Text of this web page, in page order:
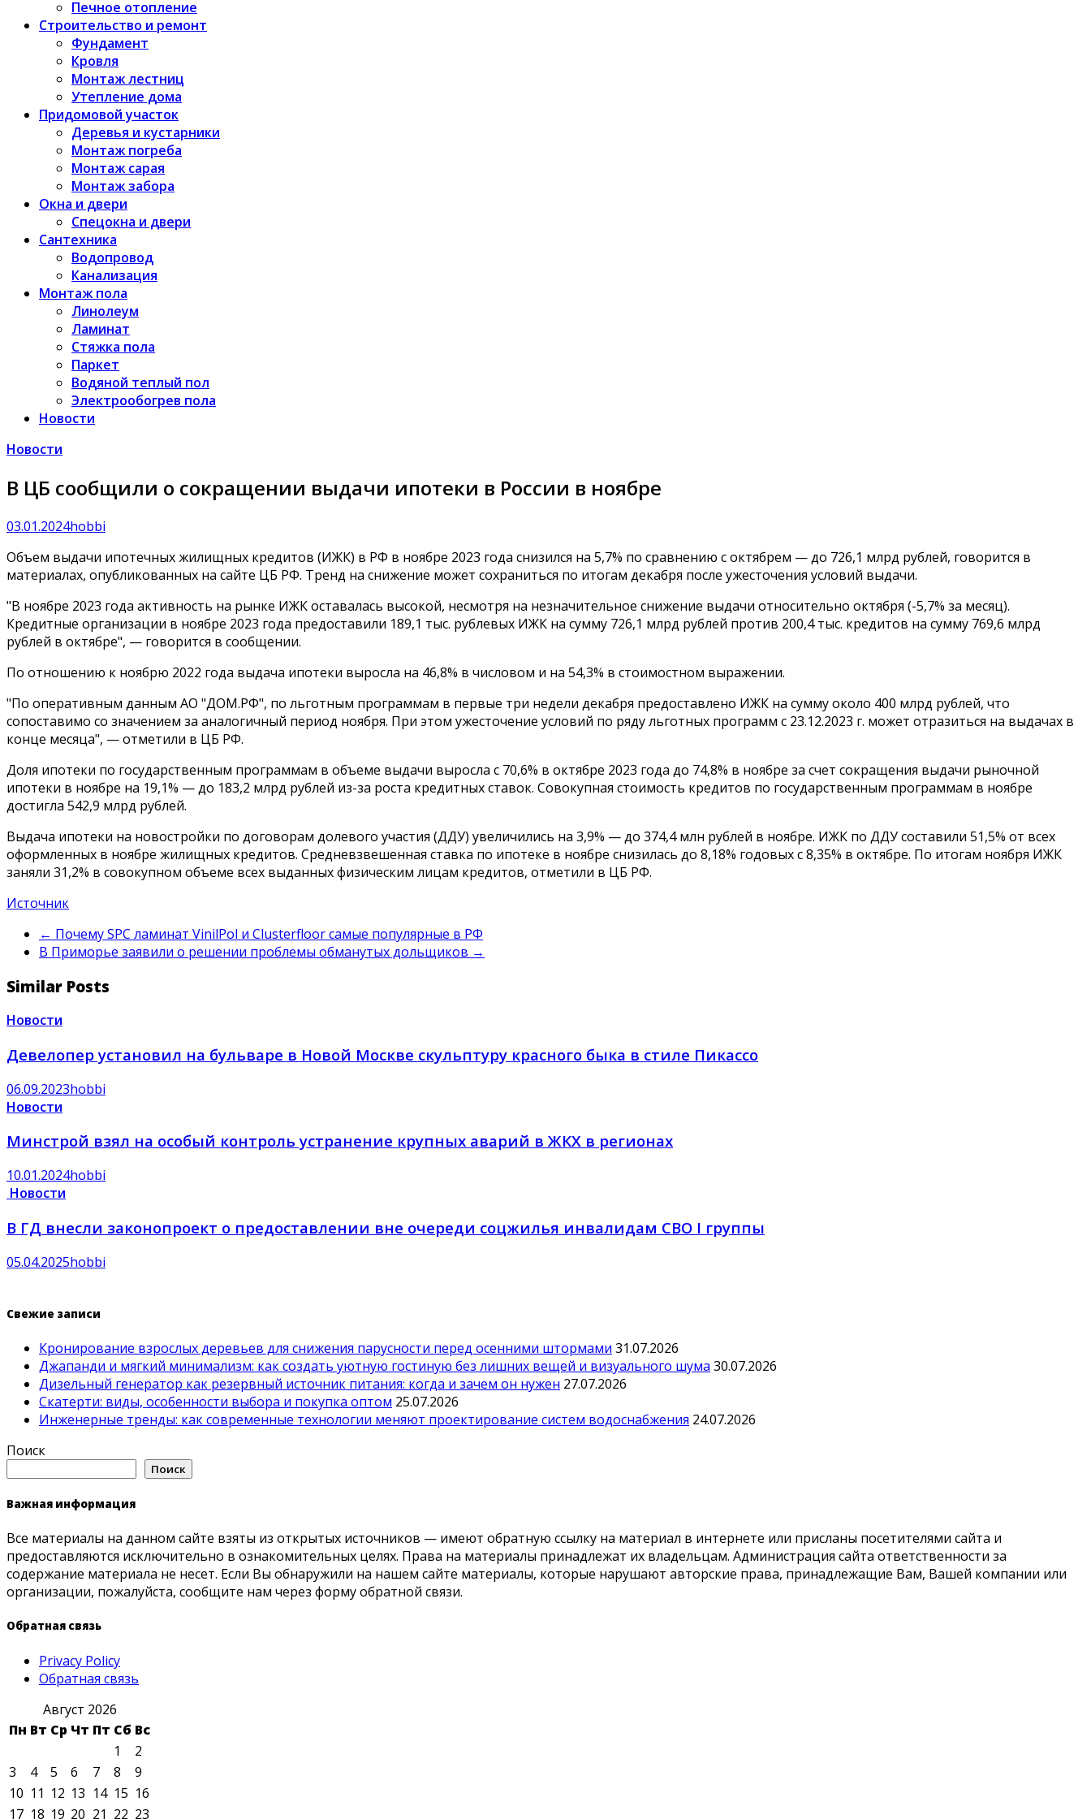
Печное отопление
Строительство и ремонт
Фундамент
Кровля
Монтаж лестниц
Утепление дома
Придомовой участок
Деревья и кустарники
Монтаж погреба
Монтаж сарая
Монтаж забора
Окна и двери
Спецокна и двери
Сантехника
Водопровод
Канализация
Монтаж пола
Линолеум
Ламинат
Стяжка пола
Паркет
Водяной теплый пол
Электрообогрев пола
Новости
Новости
В ЦБ сообщили о сокращении выдачи ипотеки в России в ноябре
03.01.2024hobbi
Объем выдачи ипотечных жилищных кредитов (ИЖК) в РФ в ноябре 2023 года снизился на 5,7% по сравнению с октябрем — до 726,1 млрд рублей, говорится в
материалах, опубликованных на сайте ЦБ РФ. Тренд на снижение может сохраниться по итогам декабря после ужесточения условий выдачи.
"В ноябре 2023 года активность на рынке ИЖК оставалась высокой, несмотря на незначительное снижение выдачи относительно октября (-5,7% за месяц).
Кредитные организации в ноябре 2023 года предоставили 189,1 тыс. рублевых ИЖК на сумму 726,1 млрд рублей против 200,4 тыс. кредитов на сумму 769,6 млрд
рублей в октябре", — говорится в сообщении.
По отношению к ноябрю 2022 года выдача ипотеки выросла на 46,8% в числовом и на 54,3% в стоимостном выражении.
"По оперативным данным АО "ДОМ.РФ", по льготным программам в первые три недели декабря предоставлено ИЖК на сумму около 400 млрд рублей, что
сопоставимо со значением за аналогичный период ноября. При этом ужесточение условий по ряду льготных программ с 23.12.2023 г. может отразиться на выдачах в
конце месяца", — отметили в ЦБ РФ.
Доля ипотеки по государственным программам в объеме выдачи выросла с 70,6% в октябре 2023 года до 74,8% в ноябре за счет сокращения выдачи рыночной
ипотеки в ноябре на 19,1% — до 183,2 млрд рублей из-за роста кредитных ставок. Совокупная стоимость кредитов по государственным программам в ноябре
достигла 542,9 млрд рублей.
Выдача ипотеки на новостройки по договорам долевого участия (ДДУ) увеличились на 3,9% — до 374,4 млн рублей в ноябре. ИЖК по ДДУ составили 51,5% от всех
оформленных в ноябре жилищных кредитов. Средневзвешенная ставка по ипотеке в ноябре снизилась до 8,18% годовых с 8,35% в октябре. По итогам ноября ИЖК
заняли 31,2% в совокупном объеме всех выданных физическим лицам кредитов, отметили в ЦБ РФ.
Источник
← Почему SPC ламинат VinilPol и Clusterfloor самые популярные в РФ
В Приморье заявили о решении проблемы обманутых дольщиков →
Similar Posts
Новости
Девелопер установил на бульваре в Новой Москве скульптуру красного быка в стиле Пикассо
06.09.2023hobbi
Новости
Минстрой взял на особый контроль устранение крупных аварий в ЖКХ в регионах
10.01.2024hobbi
Новости
В ГД внесли законопроект о предоставлении вне очереди соцжилья инвалидам СВО I группы
05.04.2025hobbi
Свежие записи
Кронирование взрослых деревьев для снижения парусности перед осенними штормами 31.07.2026
Джапанди и мягкий минимализм: как создать уютную гостиную без лишних вещей и визуального шума 30.07.2026
Дизельный генератор как резервный источник питания: когда и зачем он нужен 27.07.2026
Скатерти: виды, особенности выбора и покупка оптом 25.07.2026
Инженерные тренды: как современные технологии меняют проектирование систем водоснабжения 24.07.2026
Поиск
Поиск
Важная информация
Все материалы на данном сайте взяты из открытых источников — имеют обратную ссылку на материал в интернете или присланы посетителями сайта и
предоставляются исключительно в ознакомительных целях. Права на материалы принадлежат их владельцам. Администрация сайта ответственности за
содержание материала не несет. Если Вы обнаружили на нашем сайте материалы, которые нарушают авторские права, принадлежащие Вам, Вашей компании или
организации, пожалуйста, сообщите нам через форму обратной связи.
Обратная связь
Privacy Policy
Обратная связь
Август 2026
Пн Вт Ср Чт Пт Сб Вс
1
2
3
4 5 6 7 8
9
10 11 12 13 14 15 16
17 18 19 20 21 22 23